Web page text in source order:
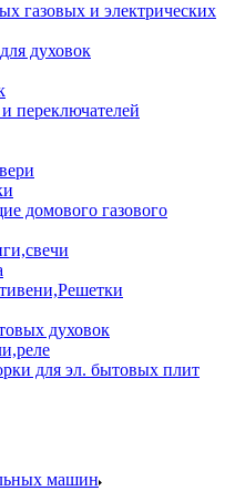
газовых и электрических
духовок
переключателей
домового газового
духовок
для эл. бытовых плит
машин